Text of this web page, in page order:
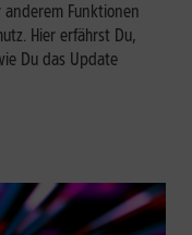
Funktionen
Hier erfährst Du,
Du das Update